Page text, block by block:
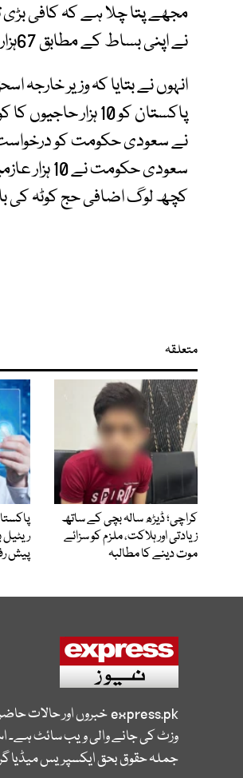
مجھے پتا چلا ہے کہ کافی بڑی
نے اپنی بساط کے مطابق 67ہزار عازمین کا حج کوٹہ بحال کرانے کی کوشش کی ۔
انہوں نے بتایا کہ وزیر
نے سعودی حکومت کو
کچھ لوگ اضافی حج کوٹہ کی
متعلقہ
کراچی؛ ڈیڑھ سالہ بچی کے ساتھ
زیادتی اور ہلاکت، ملزم کو سزائے
موت دینے کا مطالبہ
پیش
express.pkخبروں اور حالات
وزٹ کی جانے والی ویب سائٹ ہے۔
جملہ حقوق بحق ایکسپریس میڈیا